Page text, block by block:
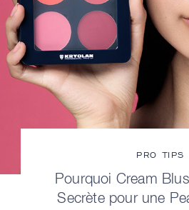
PRO TIPS
Pourquoi Cream
Secrète pour une